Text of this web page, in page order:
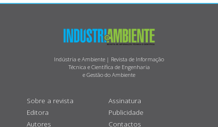
Indústria e Ambiente | Revista de Informação
Técnica e Científica de Engenharia
e Gestão do Ambiente
Sobre a revista
Editora
Autores
Assinatura
Publicidade
Contactos